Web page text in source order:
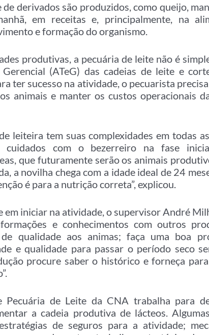
derivados são produzidos, como queijo,
em receitas e, principalmente, na
e formação do organismo.
produtivas, a pecuária de leite não é
(ATeG) das cadeias de leite e
ter sucesso na atividade, o pecuarista
animais e manter os custos operacionais
leiteira tem suas complexidades em todas
com o bezerreiro na fase
que futuramente serão os animais
a novilha chega com a idade ideal de 24
é para a nutrição correta”, explicou.
em iniciar na atividade, o supervisor André
e conhecimentos com outros
qualidade aos animas; faça uma boa
e qualidade para passar o período seco
procure saber o histórico e forneça
Pecuária de Leite da CNA trabalha para
a cadeia produtiva de lácteos.
de seguros para a atividade;